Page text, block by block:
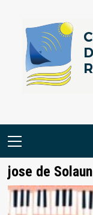
contenido
Menú
jose de Solaun